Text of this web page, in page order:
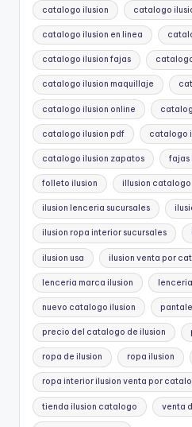
catalogo ilusion catalogo
catalogo ilusion en linea
catalogo ilusion fajas
catalogo ilusion maquillaje
catalogo ilusion online
catalogo ilusion pdf catalogo
catalogo ilusion zapatos fajas
folleto ilusion illusion catalogo
ilusion lenceria sucursales
ilusion ropa interior sucursales
ilusion usa ilusion venta por
lenceria marca ilusion
nuevo catalogo ilusion
precio del catalogo de ilusion
ropa de ilusion ropa ilusion
ropa interior ilusion venta por
tienda ilusion catalogo venta